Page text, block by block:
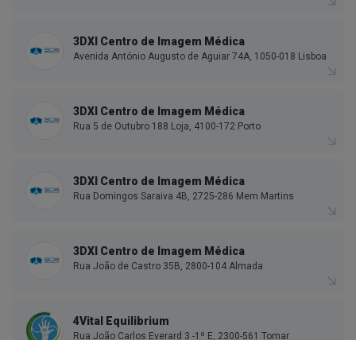
3DXI Centro de Imagem Médica
Avenida António Augusto de Aguiar 74A, 1050-018 Lisboa
3DXI Centro de Imagem Médica
Rua 5 de Outubro 188 Loja, 4100-172 Porto
3DXI Centro de Imagem Médica
Rua Domingos Saraiva 4B, 2725-286 Mem Martins
3DXI Centro de Imagem Médica
Rua João de Castro 35B, 2800-104 Almada
4Vital Equilibrium
Rua João Carlos Everard 3 -1º E, 2300-561 Tomar